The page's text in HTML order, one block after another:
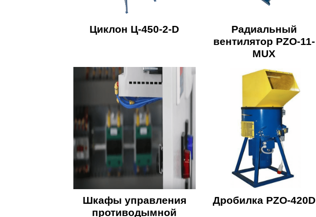
Циклон Ц-450-2-D
Радиальный
вентилятор PZO-11-
MUX
Шкафы управления
противодымной
Дробилка PZO-420D